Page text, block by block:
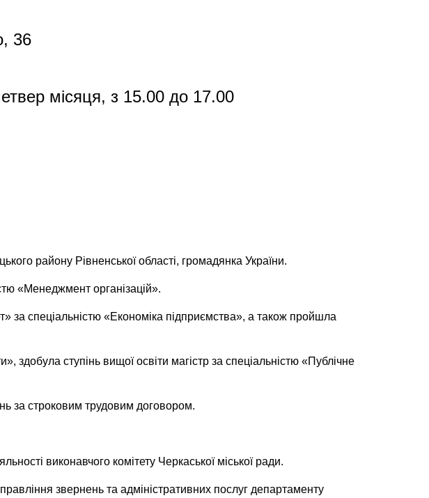
36
місяця, з 15.00 до 17.00
району Рівненської області, громадянка України.
«Менеджмент організацій».
за спеціальністю «Економіка підприємства», а також пройшла
здобула ступінь вищої освіти магістр за спеціальністю «Публічне
за строковим трудовим договором.
виконавчого комітету Черкаської міської ради.
звернень та адміністративних послуг департаменту